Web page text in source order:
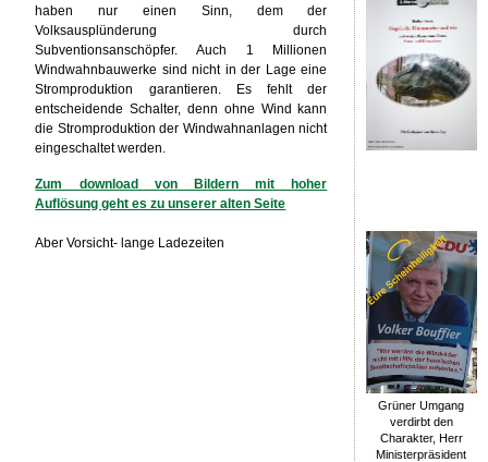
haben nur einen Sinn, dem der
Volksausplünderung durch
Subventionsanschöpfer. Auch 1 Millionen
Windwahnbauwerke sind nicht in der Lage eine
Stromproduktion garantieren. Es fehlt der
entscheidende Schalter, denn ohne Wind kann
die Stromproduktion der Windwahnanlagen nicht
eingeschaltet werden.
Zum download von Bildern mit hoher
Auflösung geht es zu unserer alten Seite
Aber Vorsicht- lange Ladezeiten
Grüner Umgang
verdirbt den
Charakter, Herr
Ministerpräsident